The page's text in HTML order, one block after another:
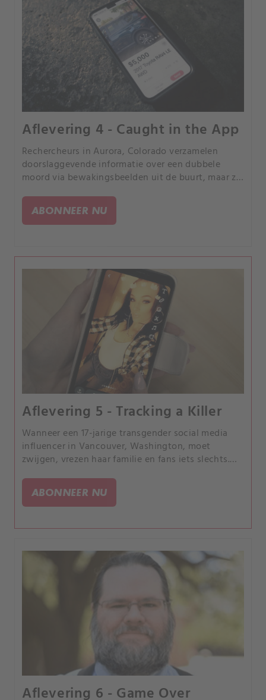
Aflevering 4 - Caught in the App
Rechercheurs in Aurora, Colorado verzamelen
doorslaggevende informatie over een dubbele
moord via bewakingsbeelden uit de buurt, maar ze
opsporen totdat enkele belangrijke digitale
gegevens zichtbaar worden.
ABONNEER NU
Aflevering 5 - Tracking a Killer
Wanneer een 17-jarige transgender social media
influencer in Vancouver, Washington, moet
zwijgen, vrezen haar familie en fans iets slechts.
bewegingen van hun verdachte op de ochtend van
het misdrijf.
ABONNEER NU
Aflevering 6 - Game Over